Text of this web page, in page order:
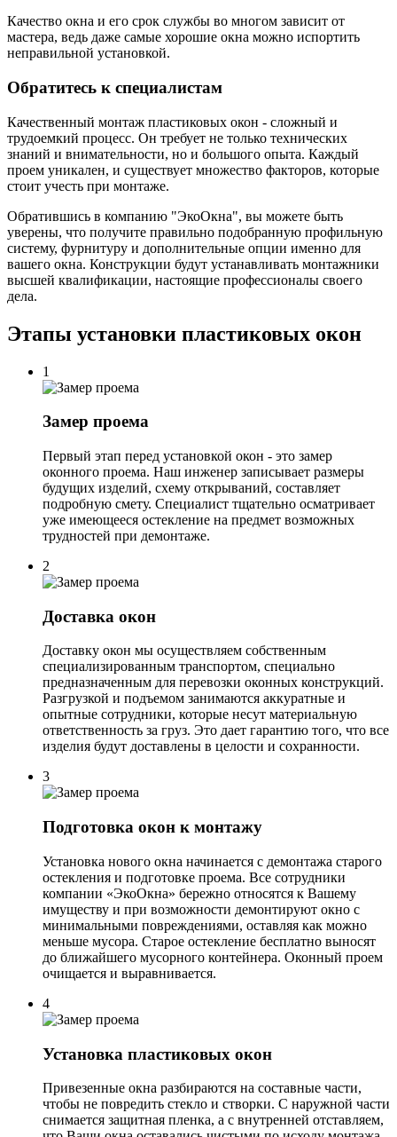
Качество окна и его срок службы во многом зависит от
мастера, ведь даже самые хорошие окна можно испортить
неправильной установкой.
Обратитесь к специалистам
Качественный монтаж пластиковых окон - сложный и
трудоемкий процесс. Он требует не только технических
знаний и внимательности, но и большого опыта. Каждый
проем уникален, и существует множество факторов, которые
стоит учесть при монтаже.
Обратившись в компанию "ЭкоОкна", вы можете быть
уверены, что получите правильно подобранную профильную
систему, фурнитуру и дополнительные опции именно для
вашего окна. Конструкции будут устанавливать монтажники
высшей квалификации, настоящие профессионалы своего
дела.
Этапы установки пластиковых окон
1
Замер проема
Первый этап перед установкой окон - это замер
оконного проема. Наш инженер записывает размеры
будущих изделий, схему открываний, составляет
подробную смету. Специалист тщательно осматривает
уже имеющееся остекление на предмет возможных
трудностей при демонтаже.
2
Доставка окон
Доставку окон мы осуществляем собственным
специализированным транспортом, специально
предназначенным для перевозки оконных конструкций.
Разгрузкой и подъемом занимаются аккуратные и
опытные сотрудники, которые несут материальную
ответственность за груз. Это дает гарантию того, что все
изделия будут доставлены в целости и сохранности.
3
Подготовка окон к монтажу
Установка нового окна начинается с демонтажа старого
остекления и подготовке проема. Все сотрудники
компании «ЭкоОкна» бережно относятся к Вашему
имуществу и при возможности демонтируют окно с
минимальными повреждениями, оставляя как можно
меньше мусора. Старое остекление бесплатно выносят
до ближайшего мусорного контейнера. Оконный проем
очищается и выравнивается.
4
Установка пластиковых окон
Привезенные окна разбираются на составные части,
чтобы не повредить стекло и створки. С наружной части
снимается защитная пленка, а с внутренней отставляем,